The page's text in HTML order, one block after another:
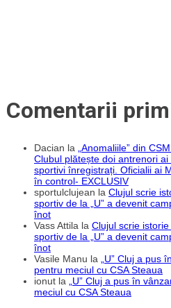
Comentarii
Dacian la
„Anomaliile” din
Clubul plătește doi antrenori ai
sportivi înregistrați. Oficialii ai
în control- EXCLUSIV
sportulclujean la Clujul scrie
sportiv de la „U” a devenit
înot
Vass Attila la Clujul scrie
sportiv de la „U” a devenit
înot
Vasile Manu la
„U” Cluj a pus
pentru meciul cu CSA Steaua
ionut la
„U” Cluj a pus în
meciul cu CSA Steaua